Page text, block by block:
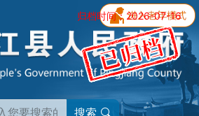
归档时间：2026-07-16
搜索